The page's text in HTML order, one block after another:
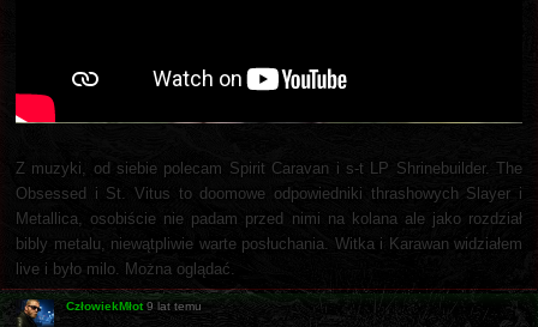
Z muzyki, od siebie polecam Spirit Caravan i s-t LP Shrinebuilder. The
Obsessed i St. Vitus to doomowe odpowiedniki thrashowych Slayer i
Metallica, osobiście nie padam przed nimi na kolana ale jako rozdział
bibly metalu, niewątpliwie warte posłuchania. Witka i Karawan widziałem
live i było milo. Można oglądać.
CzłowiekMłot 9 lat temu